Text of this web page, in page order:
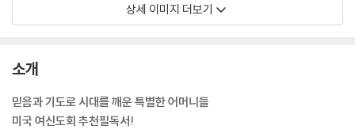
상세 이미지 더보기
소개
믿음과 기도로 시대를 깨운 특별한 어머니들
미국 여신도회 추천필독서!